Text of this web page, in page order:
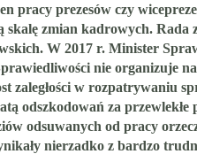
pracy prezesów czy
skalę zmian kadrowych. Rada
W 2017 r. Minister
nie organizuje
zaległości w rozpatrywaniu
odszkodowań za
odsuwanych od pracy
nierzadko z bardzo